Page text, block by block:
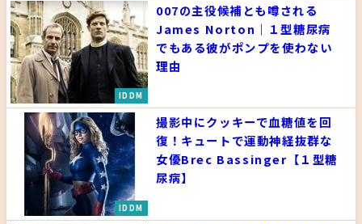
IDDM
007の主役候補とも噂される
James Norton｜１型糖尿病
でもある彼がポンプを使わない
理由
IDDM
撮影中にクッキーで血糖値を回
復！キュートで運動神経抜群な
女優Brec Bassinger【１型糖
尿病】